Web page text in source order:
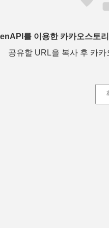
를 이용한 카카오스토
공유할 URL을 복사 후 카